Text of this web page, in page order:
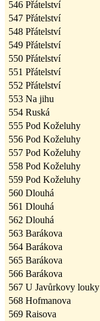
546 Přátelství
547 Přátelství
548 Přátelství
549 Přátelství
550 Přátelství
551 Přátelství
552 Přátelství
553 Na jihu
554 Ruská
555 Pod Koželuhy
556 Pod Koželuhy
557 Pod Koželuhy
558 Pod Koželuhy
559 Pod Koželuhy
560 Dlouhá
561 Dlouhá
562 Dlouhá
563 Barákova
564 Barákova
565 Barákova
566 Barákova
567 U Javůrkovy louky
568 Hofmanova
569 Raisova